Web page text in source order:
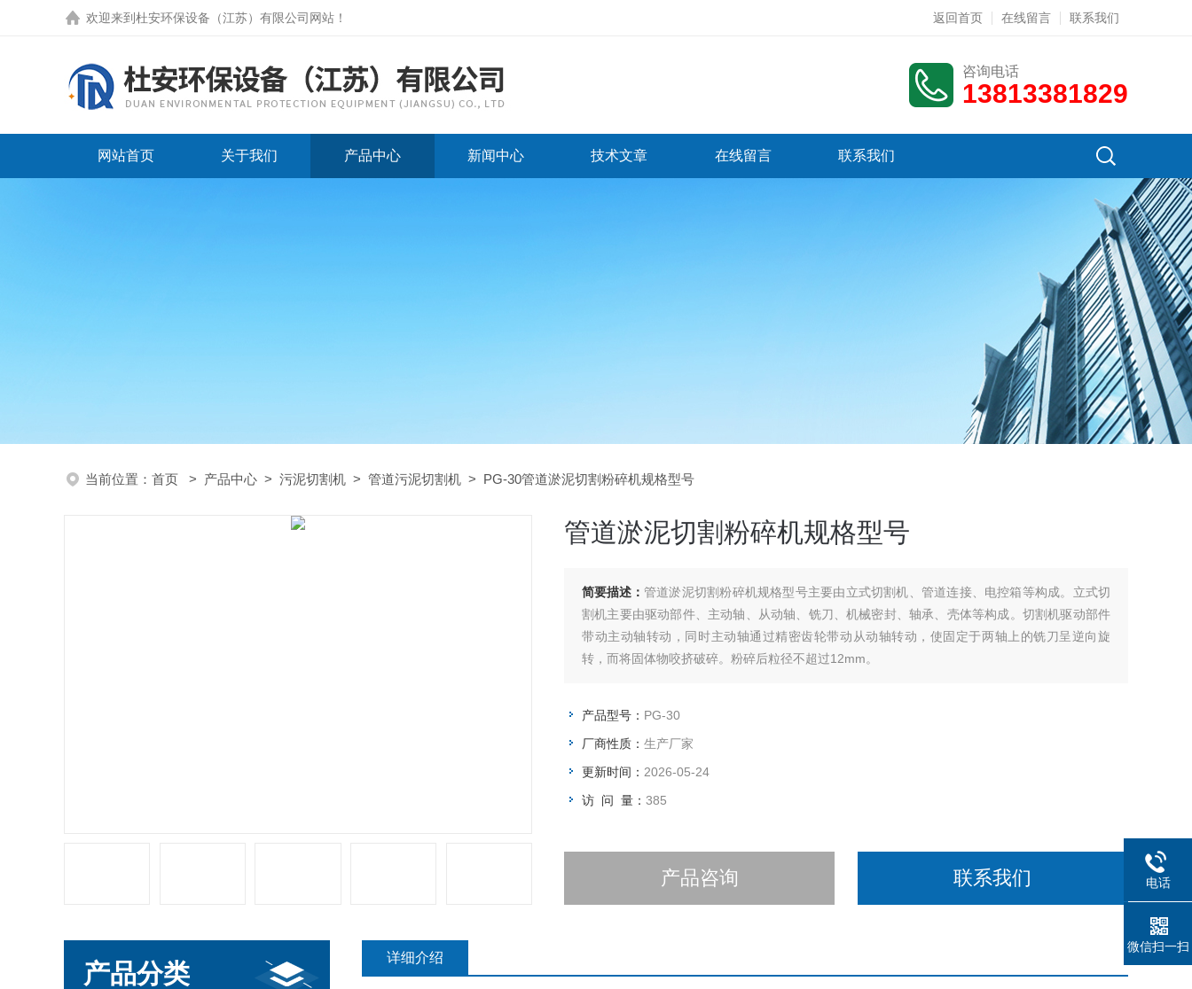
欢迎来到 杜安环保设备（江苏）有限公司网站 ！ 返回首页 在线留言 联系我们
咨询电话
13813381829
网站首页 关于我们 产品中心 新闻中心 技术文章 在线留言 联系我们
当前位置： 首页 > 产品中心 > 污泥切割机 > 管道污泥切割机 > PG-30管道淤泥切割粉碎机规格型号
管道淤泥切割粉碎机规格型号
简要描述： 管道淤泥切割粉碎机规格型号主要由立式切割机、管道连接、电控箱等构成。立式切
割机主要由驱动部件、主动轴、从动轴、铣刀、机械密封、轴承、壳体等构成。切割机驱动部件
带动主动轴转动，同时主动轴通过精密齿轮带动从动轴转动，使固定于两轴上的铣刀呈逆向旋
转，而将固体物咬挤破碎。粉碎后粒径不超过12mm。
产品型号： PG-30
厂商性质： 生产厂家
更新时间： 2026-05-24
访 问 量： 385
产品咨询 联系我们
产品分类
详细介绍
电话
微信扫一扫